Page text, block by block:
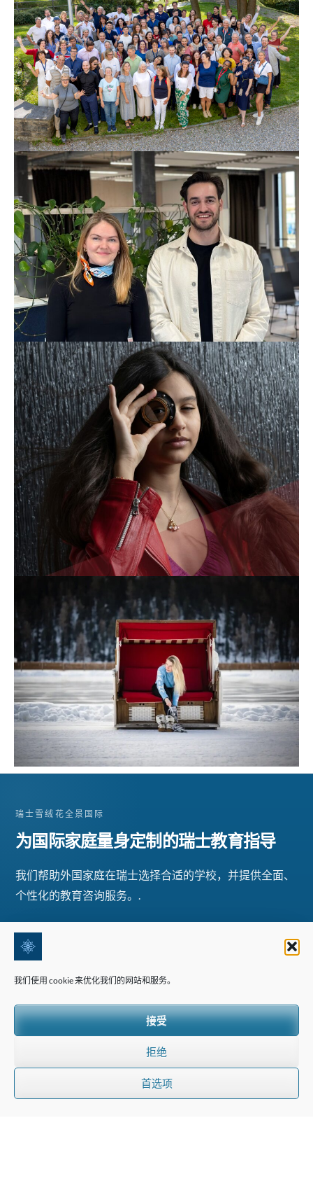
我们使用 cookie 来优化我们的网站和服务。
接受
拒绝
首选项
瑞士雪绒花全景国际
为国际家庭量身定制的瑞士教育指导
我们帮助外国家庭在瑞士选择合适的学校，并提供全面、
个性化的教育咨询服务。.
信息
联系我们
隐私政策
条款与条件